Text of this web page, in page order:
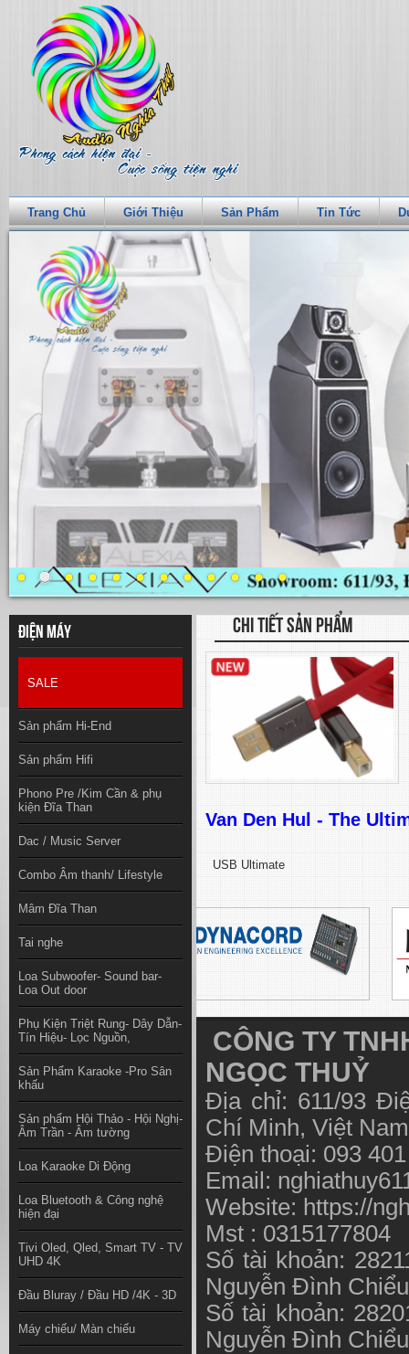
Trang Chủ Giới Thiệu Sản Phẩm Tin Tức
Điện máy
SALE
Sản phẩm Hi-End
Sản phẩm Hifi
Phono Pre /Kim Cần & phụ
kiện Đĩa Than
Dac / Music Server
Combo Âm thanh/ Lifestyle
Mâm Đĩa Than
Tai nghe
Loa Subwoofer- Sound bar-
Loa Out door
Phụ Kiện Triệt Rung- Dây Dẫn-
Tín Hiệu- Lọc Nguồn,
Sản Phẩm Karaoke -Pro Sân
khấu
Sản phẩm Hội Thảo - Hội Nghị-
Âm Trần - Âm tường
Loa Karaoke Di Động
Loa Bluetooth & Công nghệ
hiện đại
Tivi Oled, Qled, Smart TV - TV
UHD 4K
Đầu Bluray / Đầu HD /4K - 3D
Máy chiếu/ Màn chiếu
CHI TIẾT SẢN PHẨM
Van Den Hul - The
USB Ultimate
CÔNG TY
NGỌC THUỶ
Địa chỉ: 611/93
Chí Minh, Việt
Điện thoại: 093
Email:
Website: https://
Mst : 0315177804
Số tài khoản:
Nguyễn Đình
Số tài khoản:
Nguyễn Đình